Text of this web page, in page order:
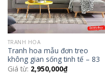
TRANH HOA
Tranh hoa mẫu đơn treo
không gian sống tinh tế – 83
Giá từ: 2,950,000₫